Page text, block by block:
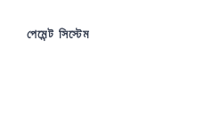
পেমেন্ট সিস্টেম